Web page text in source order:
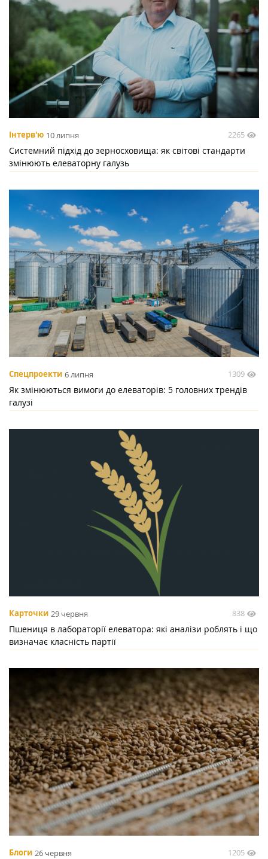
Інтерв'ю 10 липня 2265
Системний підхід до зерносховища: як світові стандарти
змінюють елеваторну галузь
Спецпроекти 6 липня 1309
Як змінюються вимоги до елеваторів: 5 головних трендів
галузі
Карточки 29 червня 838
Пшениця в лабораторії елеватора: які аналізи роблять і що
визначає класність партії
Блоги 26 червня 1205